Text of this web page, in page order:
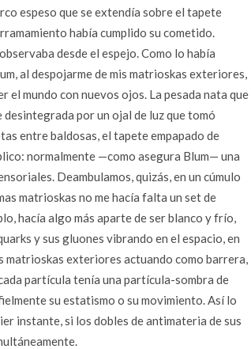
espeso que se extendía sobre el tapete
había cumplido su cometido.
desde el espejo. Como lo había
al despojarme de mis matrioskas exteriores,
el mundo con nuevos ojos. La pesada nata que
desintegrada por un ojal de luz que tomó
entre baldosas, el tapete empapado de
normalmente —como asegura Blum— una
Deambulamos, quizás, en un cúmulo
matrioskas no me hacía falta un set de
hacía algo más aparte de ser blanco y frío,
y sus gluones vibrando en el espacio, en
matrioskas exteriores actuando como barrera,
partícula tenía una partícula-sombra de
su estatismo o su movimiento. Así lo
instante, si los dobles de antimateria de sus